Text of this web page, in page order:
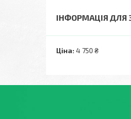
ІНФОРМАЦІЯ ДЛЯ
Ціна: 4 750 ₴